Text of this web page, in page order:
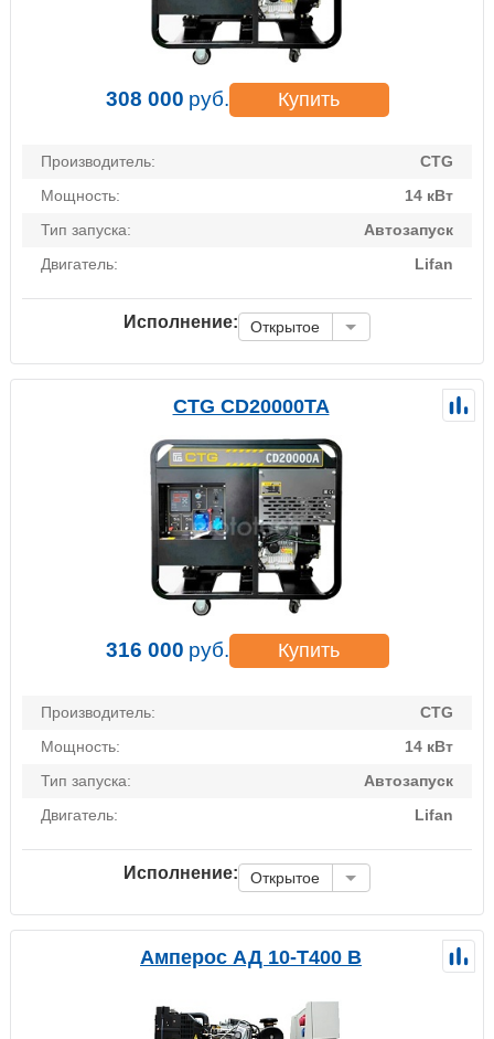
308 000 руб. Купить
Производитель:
CTG
Мощность:
14 кВт
Тип запуска:
Автозапуск
Двигатель:
Lifan
Исполнение: Открытое
CTG CD20000TA
316 000 руб. Купить
Производитель:
CTG
Мощность:
14 кВт
Тип запуска:
Автозапуск
Двигатель:
Lifan
Исполнение: Открытое
Амперос АД 10-Т400 B